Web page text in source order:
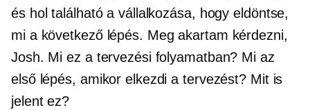
és hol található a vállalkozása, hogy eldöntse,
mi a következő lépés. Meg akartam kérdezni,
Josh. Mi ez a tervezési folyamatban? Mi az
első lépés, amikor elkezdi a tervezést? Mit is
jelent ez?